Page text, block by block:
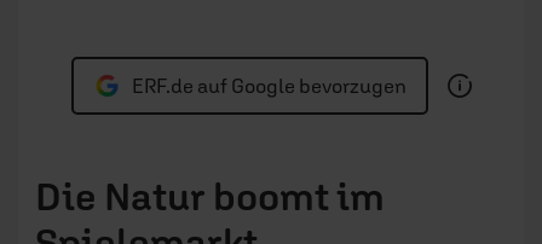
ERF.de auf Google bevorzugen
Die Natur boomt im